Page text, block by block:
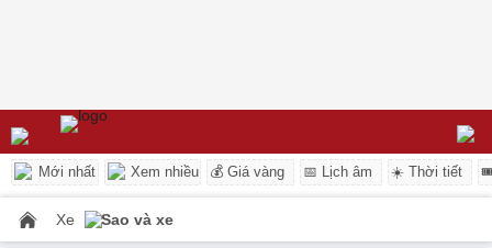
Mới nhất Xem nhiều 💰 Giá vàng 📅 Lịch âm ☀️ Thời tiết
Xe Sao và xe